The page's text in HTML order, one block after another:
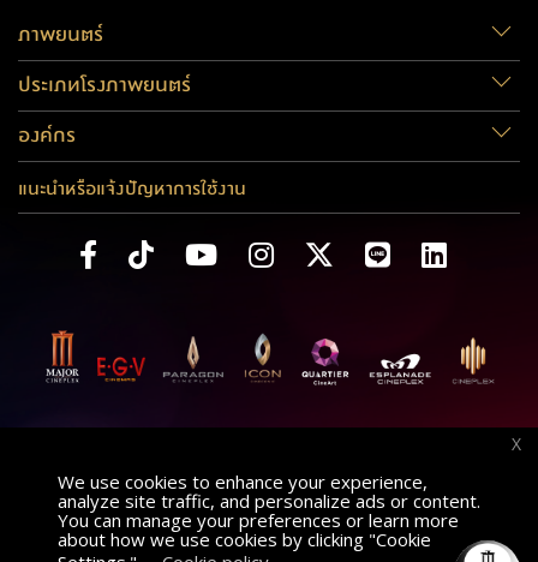
We use cookies to enhance your experience,
analyze site traffic, and personalize ads or content.
You can manage your preferences or learn more
about how we use cookies by clicking "Cookie
X
ภาพยนตร์
ประเภทโรงภาพยนตร์
องค์กร
แนะนำหรือแจ้งปัญหาการใช้งาน